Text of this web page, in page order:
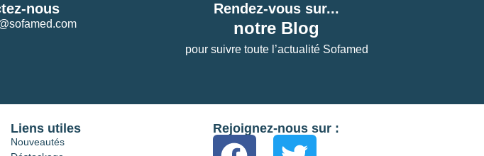
nous Rendez-vous sur...
notre Blog
pour suivre toute l’actualité Sofamed
Liens utiles
Nouveautés
Rejoignez-nous sur :